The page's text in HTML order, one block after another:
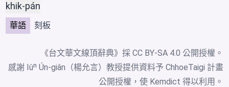
khik-pán
華語 刻板
《台文華文線頂辭典》採 CC BY-SA 4.0 公開授權。
感謝 Iûⁿ Ún-giân（楊允言）教授提供資料予 ChhoeTaigi 計畫
公開授權，使 Kemdict 得以利用。